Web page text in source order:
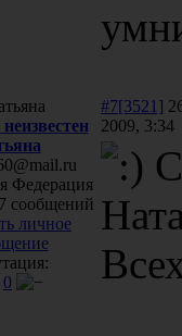
Федерация
сообщений
личное
0
#7[3521]
2009, 3:34